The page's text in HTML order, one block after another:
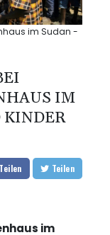
im Sudan -
IM
KINDER
Teilen Teilen
im